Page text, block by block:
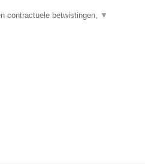
contractuele betwistingen, ▼